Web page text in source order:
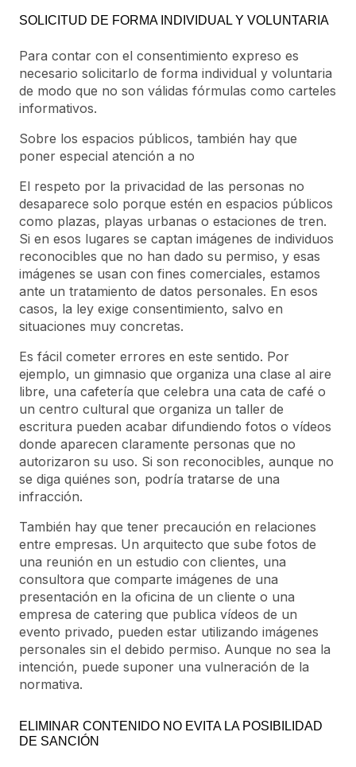
SOLICITUD DE FORMA INDIVIDUAL Y VOLUNTARIA
Para contar con el consentimiento expreso es
necesario solicitarlo de forma individual y voluntaria
de modo que no son válidas fórmulas como carteles
informativos.
Sobre los espacios públicos, también hay que
poner especial atención a no
El respeto por la privacidad de las personas no
desaparece solo porque estén en espacios públicos
como plazas, playas urbanas o estaciones de tren.
Si en esos lugares se captan imágenes de individuos
reconocibles que no han dado su permiso, y esas
imágenes se usan con fines comerciales, estamos
ante un tratamiento de datos personales. En esos
casos, la ley exige consentimiento, salvo en
situaciones muy concretas.
Es fácil cometer errores en este sentido. Por
ejemplo, un gimnasio que organiza una clase al aire
libre, una cafetería que celebra una cata de café o
un centro cultural que organiza un taller de
escritura pueden acabar difundiendo fotos o vídeos
donde aparecen claramente personas que no
autorizaron su uso. Si son reconocibles, aunque no
se diga quiénes son, podría tratarse de una
infracción.
También hay que tener precaución en relaciones
entre empresas. Un arquitecto que sube fotos de
una reunión en un estudio con clientes, una
consultora que comparte imágenes de una
presentación en la oficina de un cliente o una
empresa de catering que publica vídeos de un
evento privado, pueden estar utilizando imágenes
personales sin el debido permiso. Aunque no sea la
intención, puede suponer una vulneración de la
normativa.
ELIMINAR CONTENIDO NO EVITA LA POSIBILIDAD
DE SANCIÓN